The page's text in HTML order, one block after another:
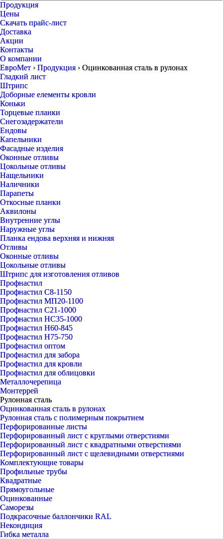
Продукция
Цены
Скачать прайс-лист
Доставка
Акции
Контакты
О компании
ЕвроМет › Продукция › Оцинкованная сталь в рулонах
Гладкий лист
Штрипс
Доборные елементы кровли
Коньки
Торцевые планки
Снегозадержатели
Ендовы
Капельники
Фасадные изделия
Оконные отливы
Цокольные отливы
Нащельники
Наличники
Парапеты
Откосные планки
Аквилоны
Внутренние углы
Наружные углы
Планка ендова верхняя и нижняя
Отливы
Оконные отливы
Цокольные отливы
Штрипс для изготовления отливов
Профнастил
Профнастил С8-1150
Профнастил МП20-1100
Профнастил С21-1000
Профнастил НС35-1000
Профнастил Н60-845
Профнастил Н75-750
Профнастил оптом
Профнастил для забора
Профнастил для кровли
Профнастил для облицовки
Металлочерепица
Монтеррей
Рулонная сталь
Оцинкованная сталь в рулонах
Рулонная сталь с полимерным покрытием
Перфорированные листы
Перфорированный лист с круглыми отверстиями
Перфорированный лист с квадратными отверстиями
Перфорированный лист с щелевидными отверстиями
Комплектующие товары
Профильные трубы
Квадратные
Прямоугольные
Оцинкованные
Саморезы
Подкрасочные баллончики RAL
Некондиция
Гибка металла